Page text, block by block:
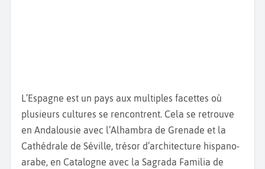
elle, est proche duPalacio de Carta et du Casino de
Santa Cruz. LeTriunfo de la Candelaria, un
monument en marbre, domine cette place. Un
incontournable lors de votre visite, baladez-vous sur
L’Espagne est un pays aux multiples facettes où
plusieurs cultures se rencontrent. Cela se retrouve
en Andalousie avec l’Alhambra de Grenade et la
Cathédrale de Séville, trésor d’architecture hispano-
arabe, en Catalogne avec la Sagrada Familia de